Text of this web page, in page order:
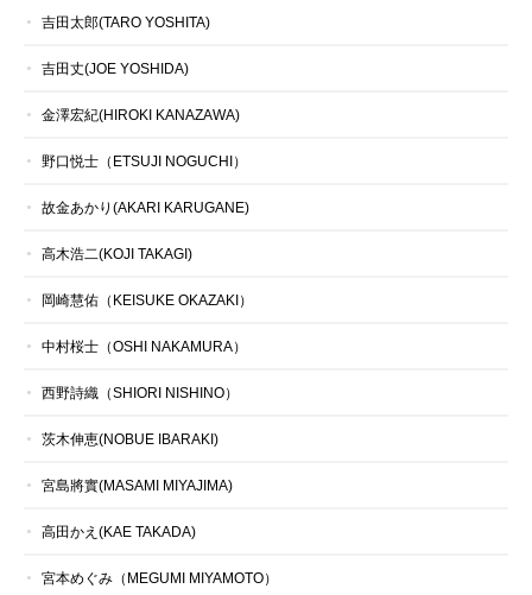
吉田太郎(TARO YOSHITA)
吉田丈(JOE YOSHIDA)
金澤宏紀(HIROKI KANAZAWA)
野口悦士（ETSUJI NOGUCHI）
故金あかり(AKARI KARUGANE)
高木浩二(KOJI TAKAGI)
岡崎慧佑（KEISUKE OKAZAKI）
中村桜士（OSHI NAKAMURA）
西野詩織（SHIORI NISHINO）
茨木伸恵(NOBUE IBARAKI)
宮島將實(MASAMI MIYAJIMA)
高田かえ(KAE TAKADA)
宮本めぐみ（MEGUMI MIYAMOTO）